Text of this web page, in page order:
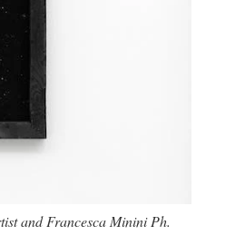
and Francesca Minini Ph.